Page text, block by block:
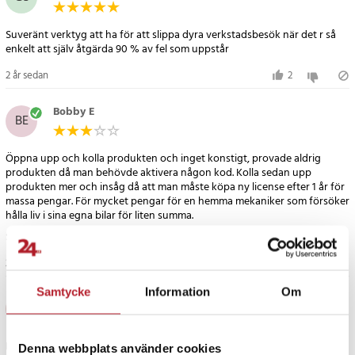
Samtycke Information Om
Denna webbplats använder cookies
- Battery Management System (BMS): Registrerar nytt batteri till
BMS när batteriet byts ut.
- Elektroniskt gasreglagesystem (ETC): Omlärning av
gasreglervärdets kontrollvärde medan det är klart eller ersätter
- ABS-Bleeding: Släpp luften för att återställa ABS-
bromskänsligheten, eller lär dig igen när ABS byts ut.
- Injektorkodning: Lär om injektorns kontrollparameter medan
injektorn förnyas eller byts ut.
- Stöd TPMS-programmeringstjänst: Det låter dig slå upp
däcksensor-ID från fordonets ECU, mata in TPMS-sensorbyte-ID och
testar sensorer.
främre belysningssystemet kan vridas till vardera sidan, genom att
trycka på knappen betyder de peka rakt framåt och vrids inte
längre när du vrider på ratten.
- Luftupphängning: Försök återställa den elektroniska
igenom meddelandesystemet gå till fjädringsåterställning eller av.
Suveränt verktyg att ha för att slippa dyra verkstadsbesök när det r så
enkelt att själv åtgärda 90 % av fel som uppstår
2 år sedan 2
BE Bobby E
Öppna upp och kolla produkten och inget konstigt, provade aldrig
produkten då man behövde aktivera någon kod. Kolla sedan upp
produkten mer och insåg då att man måste köpa ny license efter 1 år för
massa pengar. För mycket pengar för en hemma mekaniker som försöker
hålla liv i sina egna bilar för liten summa.
Stod inget om license på produkten
2 år sedan
R Richard
Positivt: